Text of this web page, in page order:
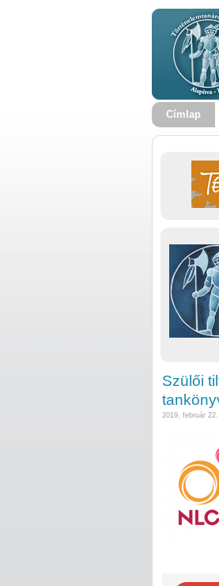
Címlap
Szülői
2019. február